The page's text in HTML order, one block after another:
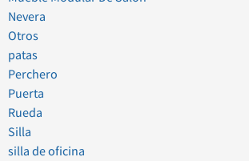
Nevera
Otros
patas
Perchero
Puerta
Rueda
Silla
silla de oficina